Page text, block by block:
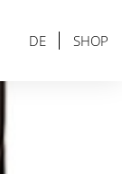
DE SHOP